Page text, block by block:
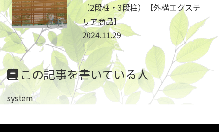
（2段柱・3段柱）【外構エクステ
リア商品】
2024.11.29
この記事を書いている人
system